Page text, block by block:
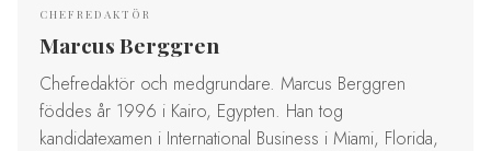
CHEFREDAKTÖR
Marcus Berggren
Chefredaktör och medgrundare. Marcus Berggren
föddes år 1996 i Kairo, Egypten. Han tog
kandidatexamen i International Business i Miami, Florida,